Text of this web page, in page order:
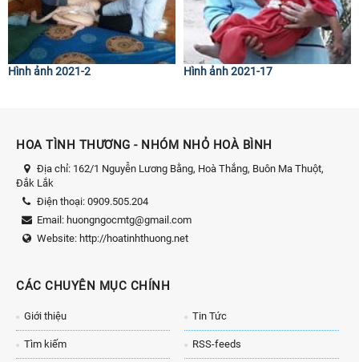
Hình ảnh 2021-2 Hình ảnh 2021-17
HOA TÌNH THƯƠNG - NHÓM NHỎ HOÀ BÌNH
Địa chỉ: 162/1 Nguyễn Lương Bằng, Hoà Thắng, Buôn Ma Thuột,
Đắk Lắk
Điện thoại: 0909.505.204
Email: huongngocmtg@gmail.com
Website: http://hoatinhthuong.net
CÁC CHUYÊN MỤC CHÍNH
Giới thiệu Tin Tức
Tìm kiếm RSS-feeds